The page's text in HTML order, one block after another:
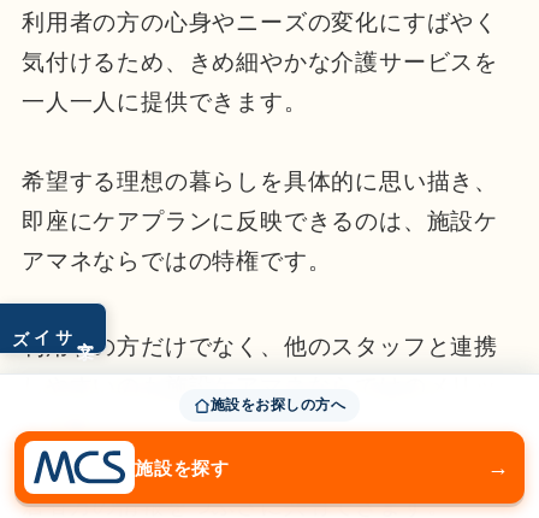
サイズ
利用者の方の心身やニーズの変化にすばやく
気付けるため、きめ細やかな介護サービスを
一人一人に提供できます。
希望する理想の暮らしを具体的に思い描き、
即座にケアプランに反映できるのは、施設ケ
アマネならではの特権です。
利用者の方だけでなく、他のスタッフと連携
トです。
スタッフの顔ぶれが固定されているため、入
居者方の情報をつぶさに共有できます。
施設をお探しの方へ
施設を探す →